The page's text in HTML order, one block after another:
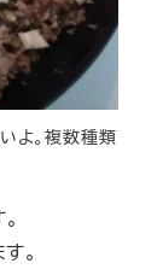
よ。複数種類
。